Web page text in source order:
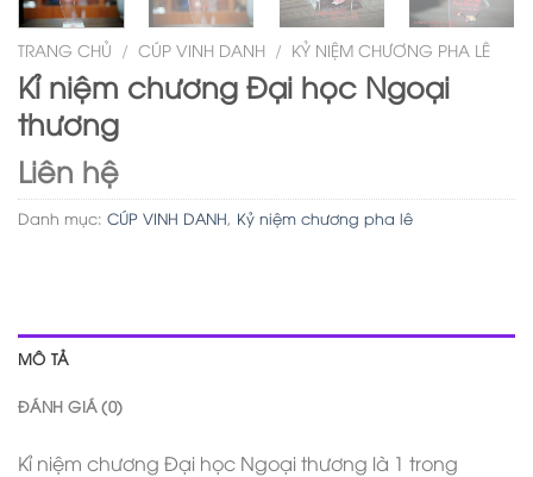
TRANG CHỦ / CÚP VINH DANH / KỶ NIỆM CHƯƠNG PHA LÊ
Kỉ niệm chương Đại học Ngoại
thương
Liên hệ
Danh mục: CÚP VINH DANH, Kỷ niệm chương pha lê
MÔ TẢ
ĐÁNH GIÁ (0)
Kỉ niệm chương Đại học Ngoại thương là 1 trong